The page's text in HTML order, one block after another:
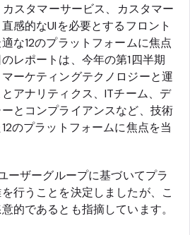
スタマーサービス、カスタマー
感的なUIを必要とするフロント
な12のプラットフォームに焦点
レポートは、今年の第1四半期
ーケティングテクノロジーと運
アナリティクス、ITチーム、デ
とコンプライアンスなど、技術
のプラットフォームに焦点を当
ーザーグループに基づいてプラ
行うことを決定しましたが、こ
的であるとも指摘しています。